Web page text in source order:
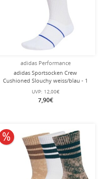
adidas Performance
adidas Sportsocken Crew
Cushioned Slouchy weiss/blau - 1
Paar
UVP: 12,00€
7,90€
10% reduziert